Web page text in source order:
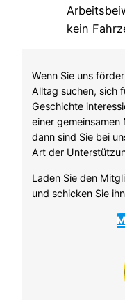
Wenn Sie uns
Alltag suchen, sich
Geschichte
einer
dann sind Sie bei
Art der
Laden Sie den
und schicken Sie